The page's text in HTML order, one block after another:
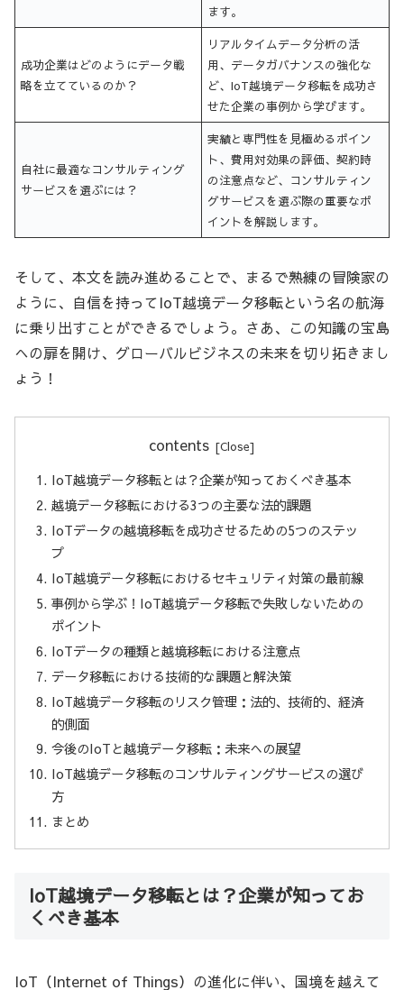
ます。
成功企業はどのようにデータ戦
略を立てているのか？
リアルタイムデータ分析の活
用、データガバナンスの強化な
ど、IoT越境データ移転を成功さ
せた企業の事例から学びます。
自社に最適なコンサルティング
サービスを選ぶには？
実績と専門性を見極めるポイン
ト、費用対効果の評価、契約時
の注意点など、コンサルティン
グサービスを選ぶ際の重要なポ
イントを解説します。
そして、本文を読み進めることで、まるで熟練の冒険家の
ように、自信を持ってIoT越境データ移転という名の航海
に乗り出すことができるでしょう。さあ、この知識の宝島
への扉を開け、グローバルビジネスの未来を切り拓きまし
ょう！
contents
IoT越境データ移転とは？企業が知っておくべき基本
越境データ移転における3つの主要な法的課題
IoTデータの越境移転を成功させるための5つのステッ
プ
IoT越境データ移転におけるセキュリティ対策の最前線
事例から学ぶ！IoT越境データ移転で失敗しないための
ポイント
IoTデータの種類と越境移転における注意点
データ移転における技術的な課題と解決策
IoT越境データ移転のリスク管理：法的、技術的、経済
的側面
今後のIoTと越境データ移転：未来への展望
IoT越境データ移転のコンサルティングサービスの選び
方
まとめ
IoT越境データ移転とは？企業が知ってお
くべき基本
IoT（Internet of Things）の進化に伴い、国境を越えて